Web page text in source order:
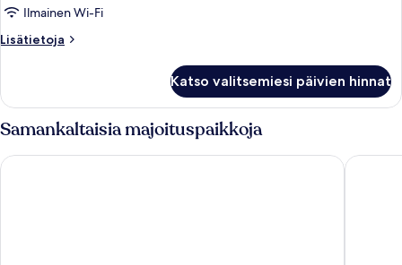
makuuhuonetta
kuvat
Ilmainen Wi-Fi
Lisätietoja
Lisätietoja
makuuhuonetta
Katso valitsemiesi päivien hinnat
Samankaltaisia majoituspaikkoja
Caybeach Meloneras